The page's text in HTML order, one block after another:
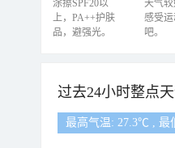
涂擦SPF20以
上，PA++护肤
品，避强光。
天气
感受
吧。
过去24小时整点
最高气温: 27.3℃ , 最